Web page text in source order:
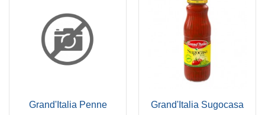
Grand'Italia Penne
Grand'Italia Sugocasa